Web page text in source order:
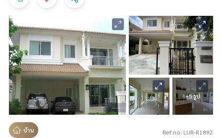
+5 รูป
บ้าน Ref no. LUR-R1892